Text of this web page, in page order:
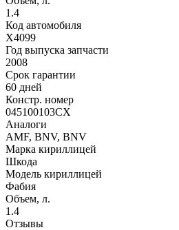
1.4
Код автомобиля
X4099
Год выпуска запчасти
2008
Срок гарантии
60 дней
Констр. номер
045100103CX
Аналоги
AMF, BNV, BNV
Марка кириллицей
Шкода
Модель кириллицей
Фабия
Объем, л.
1.4
Отзывы